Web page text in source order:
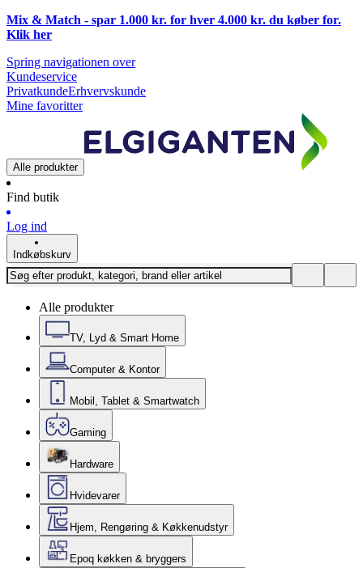
Mix & Match - spar 1.000 kr. for hver 4.000 kr. du køber for.
Klik her
Spring navigationen over
Kundeservice
PrivatkundeErhvervskunde
Mine favoritter
Alle produkter
Find butik
Log ind
Indkøbskurv
Alle produkter
TV, Lyd & Smart Home
Computer & Kontor
Mobil, Tablet & Smartwatch
Gaming
Hardware
Hvidevarer
Hjem, Rengøring & Køkkenudstyr
Epoq køkken & bryggers